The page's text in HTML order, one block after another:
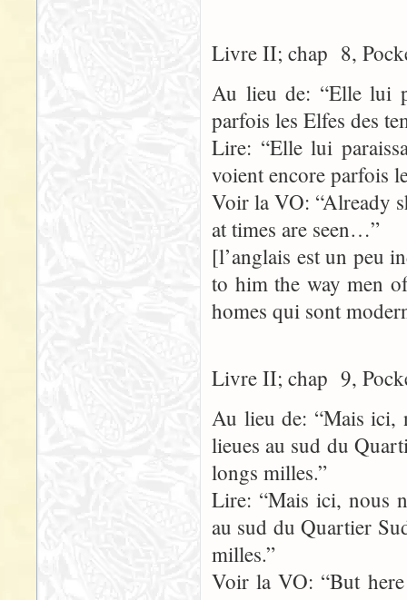
Livre II; chap 8,
Au lieu de: “Elle lui
parfois les Elfes des
Lire: “Elle lui
voient encore parfois
Voir la VO: “Already
at times are seen…”
[l’anglais est un peu
to him the way men
homes qui sont
Livre II; chap 9,
Au lieu de: “Mais ici,
lieues au sud du
longs milles.”
Lire: “Mais ici, nous
au sud du Quartier
milles.”
Voir la VO: “But